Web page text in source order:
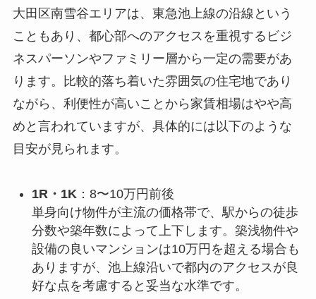
大田区南雪谷エリアは、東急池上線の沿線という
こともあり、都心部へのアクセスを重視するビジ
ネスパーソンやファミリー層から一定の需要があ
ります。比較的落ち着いた雰囲気の住宅地であり
ながら、利便性が高いことから家賃相場はやや高
めと言われていますが、具体的には以下のような
目安が見られます。
1R・1K：8〜10万円前後
単身向け物件が主流の価格帯で、駅からの徒歩
分数や築年数によって上下します。築浅物件や
設備の良いマンションは10万円を超える場合も
ありますが、池上線沿いで都内のアクセスが良
好な点を考慮すると妥当な水準です。